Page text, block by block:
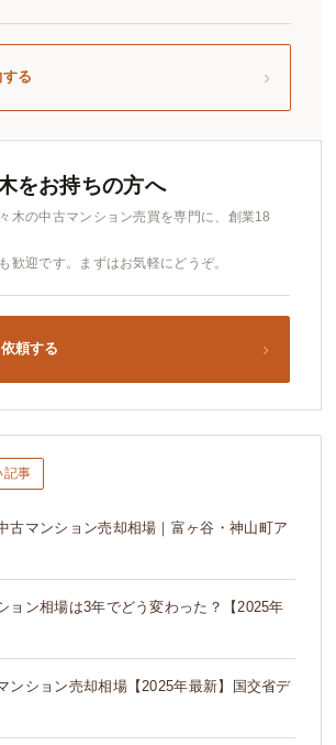
る ›
をお持ちの方へ
木の中古マンション売買を専門に、創業18
歓迎です。まずはお気軽にどうぞ。
頼する ›
記事
古マンション売却相場｜富ヶ谷・神山町ア
ョン相場は3年でどう変わった？【2025年
ンション売却相場【2025年最新】国交省デ